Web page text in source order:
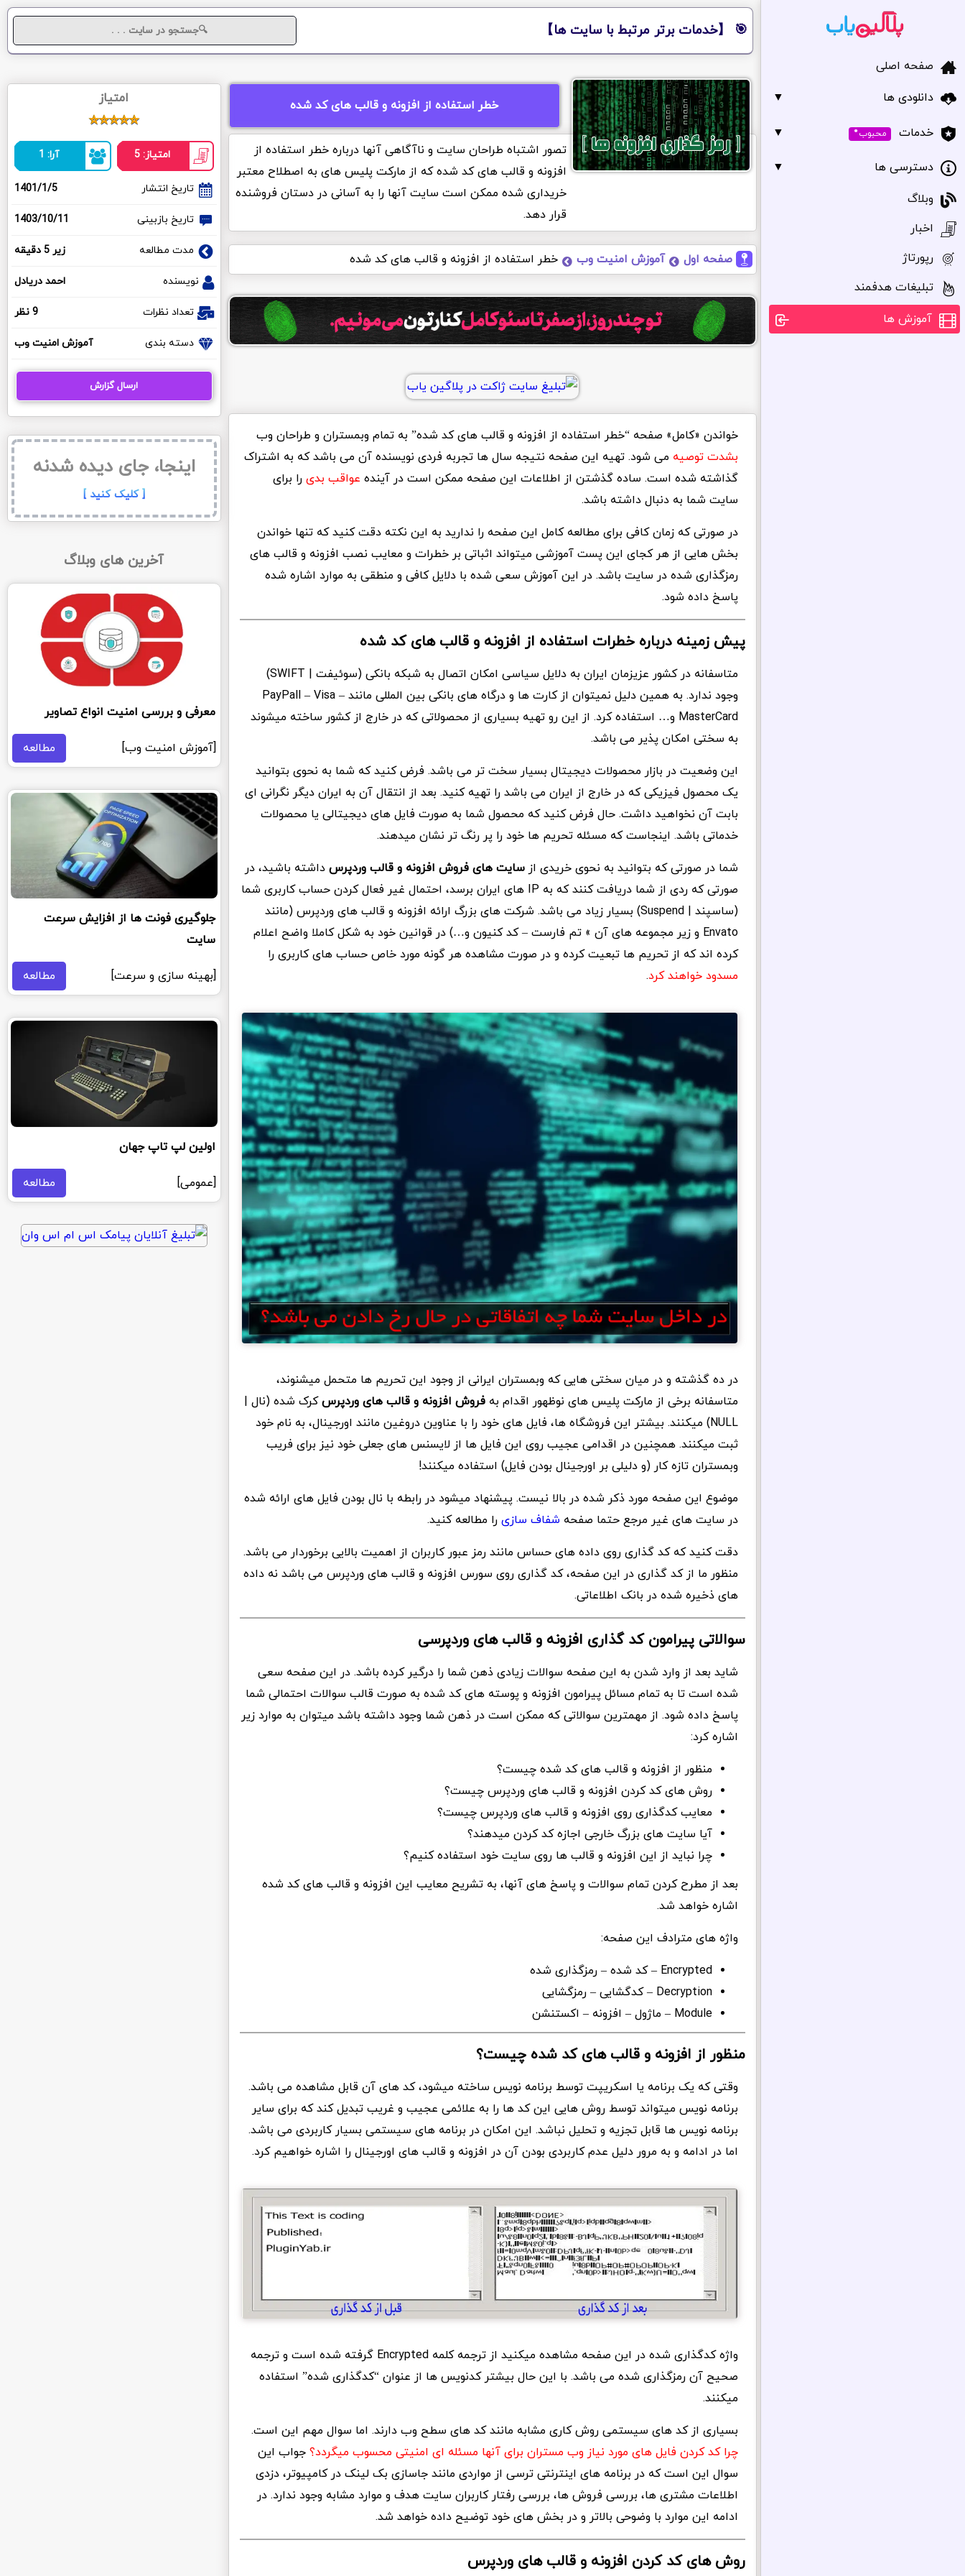
صفحه اصلی
دانلودی ها
▼
خدمات محبوب•
▼
دسترسی ها
▼
وبلاگ
اخبار
رپورتاژ
تبلیغات هدفمند
آموزش ها
🎯 【خدمات برتر مرتبط با سایت ها】
خطر استفاده از افزونه و قالب های کد شده
تصور اشتباه طراحان سایت و ناآگاهی آنها درباره خطر استفاده از
افزونه و قالب های کد شده که از مارکت پلیس های به اصطلاح معتبر
خریداری شده ممکن است سایت آنها را به آسانی در دستان فروشنده
قرار دهد.
صفحه اول آموزش امنیت وب خطر استفاده از افزونه و قالب های کد شده
خواندن «کامل» صفحه “خطر استفاده از افزونه و قالب های کد شده” به تمام وبمستران و طراحان وب
بشدت توصیه می شود. تهیه این صفحه نتیجه سال ها تجربه فردی نویسنده آن می باشد که به اشتراک
گذاشته شده است. ساده گذشتن از اطلاعات این صفحه ممکن است در آینده عواقب بدی را برای
سایت شما به دنبال داشته باشد.
در صورتی که زمان کافی برای مطالعه کامل این صفحه را ندارید به این نکته دقت کنید که تنها خواندن
بخش هایی از هر کجای این پست آموزشی میتواند اثباتی بر خطرات و معایب نصب افزونه و قالب های
رمزگذاری شده در سایت باشد. در این آموزش سعی شده با دلایل کافی و منطقی به موارد اشاره شده
پاسخ داده شود.
پیش زمینه درباره خطرات استفاده از افزونه و قالب های کد شده
متاسفانه در کشور عزیزمان ایران به دلایل سیاسی امکان اتصال به شبکه بانکی (سوئیفت | SWIFT)
وجود ندارد. به همین دلیل نمیتوان از کارت ها و درگاه های بانکی بین المللی مانند PayPall – Visa –
MasterCard و… استفاده کرد. از این رو تهیه بسیاری از محصولاتی که در خارج از کشور ساخته میشوند
به سختی امکان پذیر می باشد.
این وضعیت در بازار محصولات دیجیتال بسیار سخت تر می باشد. فرض کنید که شما به نحوی بتوانید
یک محصول فیزیکی که در خارج از ایران می باشد را تهیه کنید. بعد از انتقال آن به ایران دیگر نگرانی ای
بابت آن نخواهید داشت. حال فرض کنید که محصول شما به صورت فایل های دیجیتالی یا محصولات
خدماتی باشد. اینجاست که مسئله تحریم ها خود را پر رنگ تر نشان میدهند.
شما در صورتی که بتوانید به نحوی خریدی از سایت های فروش افزونه و قالب وردپرس داشته باشید، در
صورتی که ردی از شما دریافت کنند که به IP های ایران برسد، احتمال غیر فعال کردن حساب کاربری شما
(ساسپند | Suspend) بسیار زیاد می باشد. شرکت های بزرگ ارائه افزونه و قالب های وردپرس (مانند
Envato و زیر مجموعه های آن » تم فارست – کد کنیون و…) در قوانین خود به شکل کاملا واضح اعلام
کرده اند که از تحریم ها تبعیت کرده و در صورت مشاهده هر گونه مورد خاص حساب های کاربری را
مسدود خواهند کرد.
در ده گذشته و در میان سختی هایی که وبمستران ایرانی از وجود این تحریم ها متحمل میشنوند،
متاسفانه برخی از مارکت پلیس های نوظهور اقدام به فروش افزونه و قالب های وردپرسکرک شده (نال |
NULL) میکنند. بیشتر این فروشگاه ها، فایل های خود را با عناوین دروغین مانند اورجینال، به نام خود
ثبت میکنند. همچنین در اقدامی عجیب روی این فایل ها از لایسنس های جعلی خود نیز برای فریب
وبمستران تازه کار (و دلیلی بر اورجینال بودن فایل) استفاده میکنند!
موضوع این صفحه مورد ذکر شده در بالا نیست. پیشنهاد میشود در رابطه با نال بودن فایل های ارائه شده
در سایت های غیر مرجع حتما صفحه شفاف سازی را مطالعه کنید.
دقت کنید که کد گذاری روی داده های حساس مانند رمز عبور کاربران از اهمیت بالایی برخوردار می باشد.
منظور ما از کد گذاری در این صفحه، کد گذاری روی سورس افزونه و قالب های وردپرس می باشد نه داده
های ذخیره شده در بانک اطلاعاتی.
سوالاتی پیرامون کد گذاری افزونه و قالب های وردپرسی
شاید بعد از وارد شدن به این صفحه سوالات زیادی ذهن شما را درگیر کرده باشد. در این صفحه سعی
شده است تا به تمام مسائل پیرامون افزونه و پوسته های کد شده به صورت قالب سوالات احتمالی شما
پاسخ داده شود. از مهمترین سوالاتی که ممکن است در ذهن شما وجود داشته باشد میتوان به موارد زیر
اشاره کرد:
منظور از افزونه و قالب های کد شده چیست؟
روش های کد کردن افزونه و قالب های وردپرس چیست؟
معایب کدگذاری روی افزونه و قالب های وردپرس چیست؟
آیا سایت های بزرگ خارجی اجازه کد کردن میدهند؟
چرا نباید از این افزونه و قالب ها روی سایت خود استفاده کنیم؟
بعد از مطرح کردن تمام سوالات و پاسخ های آنها، به تشریح معایب این افزونه و قالب های کد شده
اشاره خواهد شد.
واژه های مترادف این صفحه:
Encrypted – کد شده – رمزگذاری شده
Decryption – کدگشایی – رمزگشایی
Module – ماژول – افزونه – اکستنشن
منظور از افزونه و قالب های کد شده چیست؟
وقتی که یک برنامه یا اسکریپت توسط برنامه نویس ساخته میشود، کد های آن قابل مشاهده می باشد.
برنامه نویس میتواند توسط روش هایی این کد ها را به علائمی عجیب و غریب تبدیل کند که برای سایر
برنامه نویس ها قابل تجزیه و تحلیل نباشد. این امکان در برنامه های سیستمی بسیار کاربردی می باشد.
اما در ادامه و به مرور دلیل عدم کاربردی بودن آن در افزونه و قالب های اورجینال را اشاره خواهیم کرد.
واژه کدگذاری شده در این صفحه مشاهده میکنید از ترجمه کلمه Encrypted گرفته شده است و ترجمه
صحیح آن رمزگذاری شده می باشد. با این حال بیشتر کدنویس ها از عنوان “کدگذاری شده” استفاده
میکنند.
بسیاری از کد های سیستمی روش کاری مشابه مانند کد های سطح وب دارند. اما سوال مهم این است.
چرا کد کردن فایل های مورد نیاز وب مستران برای آنها مسئله ای امنیتی محسوب میگردد؟ جواب این
سوال این است که در برنامه های اینترنتی ترسی از مواردی مانند جاسازی بک لینک در کامپیوتر، دزدی
اطلاعات مشتری ها، بررسی فروش ها، بررسی رفتار کاربران سایت هدف و موارد مشابه وجود ندارد. در
ادامه این موارد با وضوحی بالاتر و در بخش های خود توضیح داده خواهد شد.
روش های کد کردن افزونه و قالب های وردپرس
امتیاز
امتیاز: 5 آرا: 1
تاریخ انتشار 1401/1/5
تاریخ بازبینی 1403/10/11
مدت مطالعه زیر 5 دقیقه
نویسنده احمد دریادل
تعداد نظرات 9 نظر
دسته بندی آموزش امنیت وب
ارسال گزارش
اینجا، جای دیده شدنه
[ کلیک کنید ]
آخرین های وبلاگ
معرفی و بررسی امنیت انواع تصاویر
[آموزش امنیت وب] مطالعه
جلوگیری فونت ها از افزایش سرعت
سایت
[بهینه سازی و سرعت] مطالعه
اولین لپ تاپ جهان
[عمومی] مطالعه